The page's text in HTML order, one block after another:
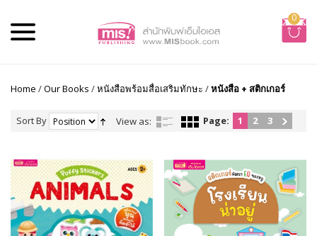
0
Home /Our Books /หนังสือพร้อมสื่อเสริมทักษะ /หนังสือ + สติกเกอร์
Sort By View as: Page: 1 2 3